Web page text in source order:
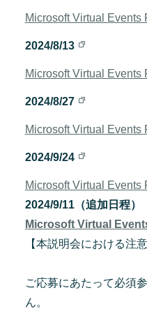
Microsoft Virtual Events
2024/8/13
Microsoft Virtual Events
2024/8/27
Microsoft Virtual Events
2024/9/24
Microsoft Virtual Events
2024/9/11（追加日程）
Microsoft Virtual
【本説明会における注意
ご応募にあたって必須
ん。